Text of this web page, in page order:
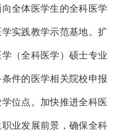
全体医学生的全科医学
实践教学示范基地。扩
（全科医学）硕士专业
件的医学相关院校申报
位点。加快推进全科医
业发展前景，确保全科